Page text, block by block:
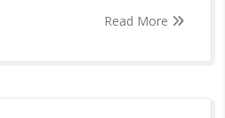
Read More